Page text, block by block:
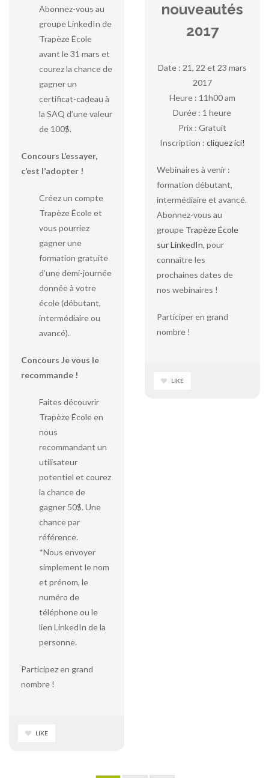
Abonnez-vous au
groupe LinkedIn de
Trapèze École
avant le 31 mars et
courez la chance de
gagner un
certificat-cadeau à
la SAQ d’une valeur
de 100$.
Concours L’essayer,
c’est l’adopter !
Créez un compte
Trapèze École et
vous pourriez
gagner une
formation gratuite
d’une demi-journée
donnée à votre
école (débutant,
intermédiaire ou
avancé).
Concours Je vous le
recommande !
Faites découvrir
Trapèze École en
nous
recommandant un
utilisateur
potentiel et courez
la chance de
gagner 50$. Une
chance par
référence.
*Nous envoyer
simplement le nom
et prénom, le
numéro de
téléphone ou le
lien LinkedIn de la
personne.
Participez en grand
nombre !
LIKE
nouveautés
2017
Date : 21, 22 et 23 mars
2017
Heure : 11h00 am
Durée : 1 heure
Prix : Gratuit
Inscription : cliquez ici!
Webinaires à venir :
formation débutant,
intermédiaire et avancé.
Abonnez-vous au
groupe Trapèze École
sur LinkedIn, pour
connaître les
prochaines dates de
nos webinaires !
Participer en grand
nombre !
LIKE